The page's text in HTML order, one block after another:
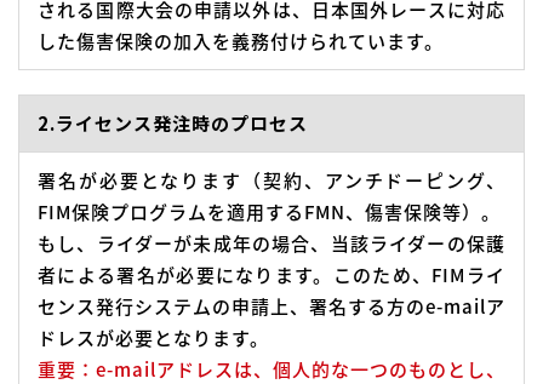
される国際大会の申請以外は、日本国外レースに対応
した傷害保険の加入を義務付けられています。
2.ライセンス発注時のプロセス
署名が必要となります（契約、アンチドーピング、
FIM保険プログラムを適用するFMN、傷害保険等）。
もし、ライダーが未成年の場合、当該ライダーの保護
者による署名が必要になります。このため、FIMライ
センス発行システムの申請上、署名する方のe-mailア
ドレスが必要となります。
重要：e-mailアドレスは、個人的な一つのものとし、